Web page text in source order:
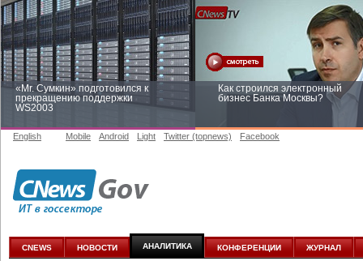
«Mr. Сумкин» подготовился к
прекращению поддержки
WS2003
Как строился электронный
бизнес Банка Москвы?
Заоблачная оптимизация: как
аналитике
English Mobile Android Light Twitter (topnews) Facebook
CNEWS НОВОСТИ АНАЛИТИКА КОНФЕРЕНЦИИ ЖУРНАЛ